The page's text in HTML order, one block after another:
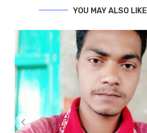
YOU MAY ALSO LIKE